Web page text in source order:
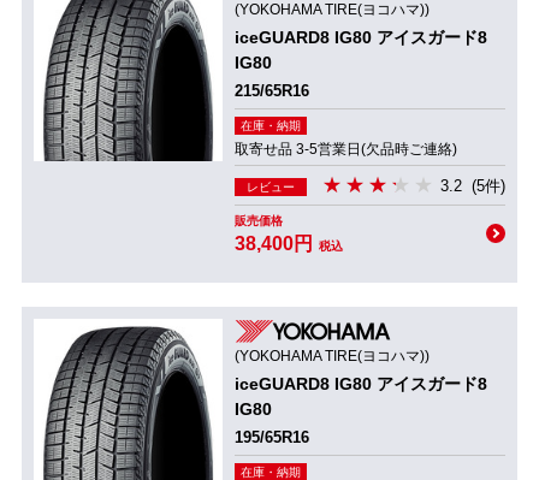
(YOKOHAMA TIRE(ヨコハマ))
iceGUARD8 IG80 アイスガード8
IG80
215/65R16
在庫・納期
取寄せ品 3-5営業日(欠品時ご連絡)
レビュー 3.2 (5件)
販売価格
38,400円 税込
(YOKOHAMA TIRE(ヨコハマ))
iceGUARD8 IG80 アイスガード8
IG80
195/65R16
在庫・納期